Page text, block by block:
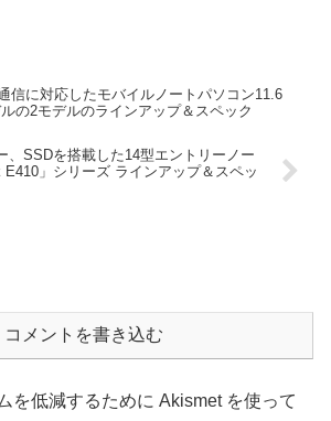
信に対応したモバイルノートパソコン11.6
の2モデルのラインアップ＆スペック
、SSDを搭載した14型エントリーノー
E410」シリーズ ラインアップ＆スペッ
コメントを書き込む
を低減するために Akismet を使って